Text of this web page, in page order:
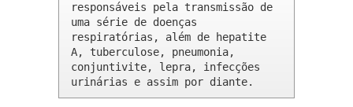
responsáveis pela transmissão de
uma série de doenças
respiratórias, além de hepatite
A, tuberculose, pneumonia,
conjuntivite, lepra, infecções
urinárias e assim por diante.